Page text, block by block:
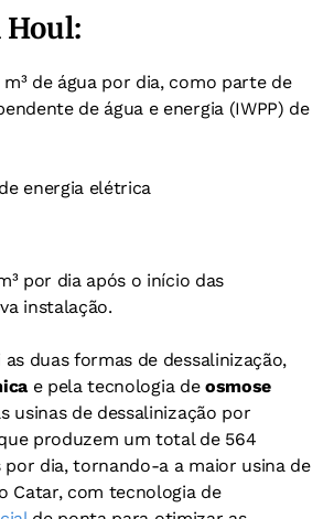
Houl:
de água por dia, como parte de
de água e energia (IWPP) de
energia elétrica
por dia após o início das
instalação.
duas formas de dessalinização,
e pela tecnologia de osmose
usinas de dessalinização por
produzem um total de 564
dia, tornando-a a maior usina de
Catar, com tecnologia de